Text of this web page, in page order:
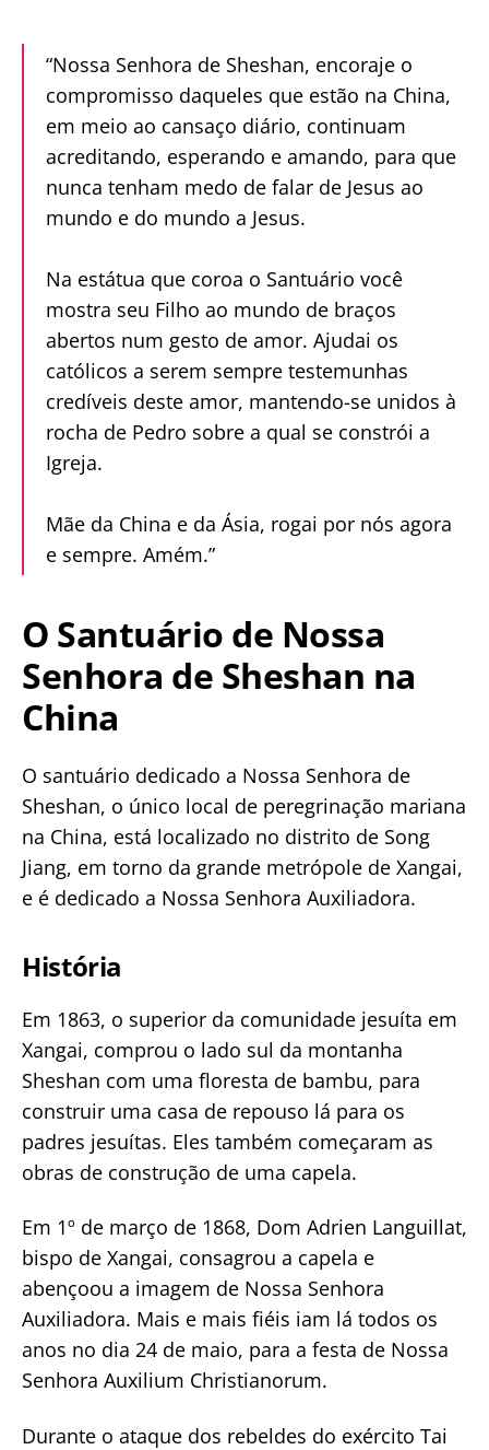
“Nossa Senhora de Sheshan, encoraje o
compromisso daqueles que estão na China,
em meio ao cansaço diário, continuam
acreditando, esperando e amando, para que
nunca tenham medo de falar de Jesus ao
mundo e do mundo a Jesus.
Na estátua que coroa o Santuário você
mostra seu Filho ao mundo de braços
abertos num gesto de amor. Ajudai os
católicos a serem sempre testemunhas
credíveis deste amor, mantendo-se unidos à
rocha de Pedro sobre a qual se constrói a
Igreja.
Mãe da China e da Ásia, rogai por nós agora
e sempre. Amém.”
O Santuário de Nossa
Senhora de Sheshan na
China
O santuário dedicado a Nossa Senhora de
Sheshan, o único local de peregrinação mariana
na China, está localizado no distrito de Song
Jiang, em torno da grande metrópole de Xangai,
e é dedicado a Nossa Senhora Auxiliadora.
História
Em 1863, o superior da comunidade jesuíta em
Xangai, comprou o lado sul da montanha
Sheshan com uma floresta de bambu, para
construir uma casa de repouso lá para os
padres jesuítas. Eles também começaram as
obras de construção de uma capela.
Em 1º de março de 1868, Dom Adrien Languillat,
bispo de Xangai, consagrou a capela e
abençoou a imagem de Nossa Senhora
Auxiliadora. Mais e mais fiéis iam lá todos os
anos no dia 24 de maio, para a festa de Nossa
Senhora Auxilium Christianorum.
Durante o ataque dos rebeldes do exército Tai